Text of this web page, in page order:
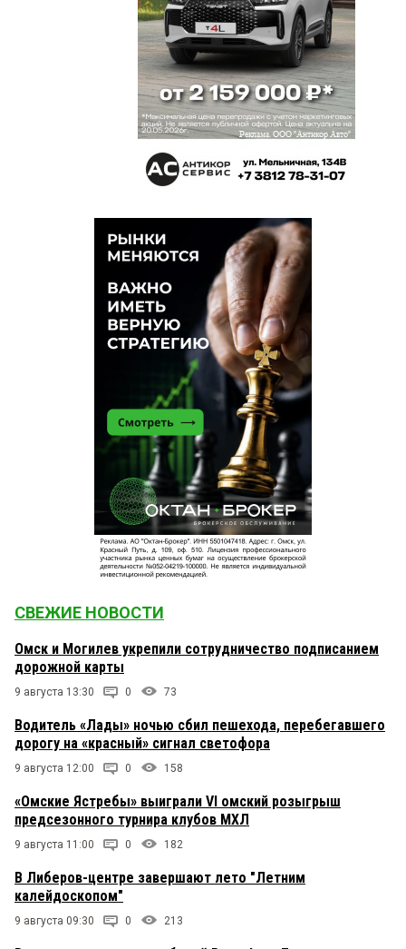
СВЕЖИЕ НОВОСТИ
Омск и Могилев укрепили сотрудничество подписанием
дорожной карты
9 августа 13:30 0 73
Водитель «Лады» ночью сбил пешехода, перебегавшего
дорогу на «красный» сигнал светофора
9 августа 12:00 0 158
«Омские Ястребы» выиграли VI омский розыгрыш
предсезонного турнира клубов МХЛ
9 августа 11:00 0 182
В Либеров-центре завершают лето "Летним
калейдоскопом"
9 августа 09:30 0 213